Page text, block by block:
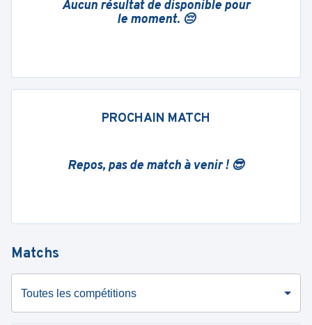
Aucun résultat de disponible pour
le moment. 😔
PROCHAIN MATCH
Repos, pas de match à venir ! 😎
Matchs
Toutes les compétitions